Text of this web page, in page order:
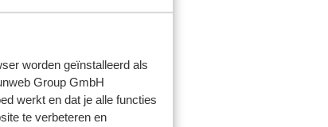
worden geïnstalleerd als
Group GmbH
werkt en dat je alle functies
te verbeteren en